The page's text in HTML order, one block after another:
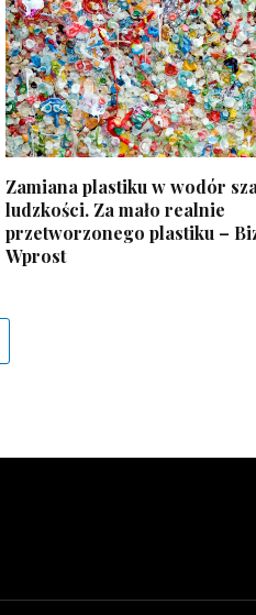
Zamiana plastiku w wodór
ludzkości. Za mało realnie
przetworzonego plastiku –
Wprost